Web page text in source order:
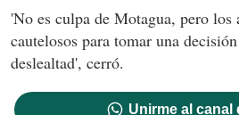
'No es culpa de Motagua, pero los
cautelosos para tomar una
deslealtad', cerró.
Unirme al canal